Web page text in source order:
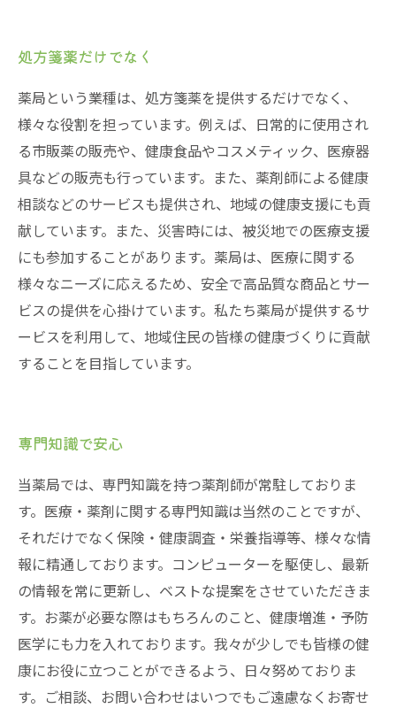
処方箋薬だけでなく
薬局という業種は、処方箋薬を提供するだけでなく、
様々な役割を担っています。例えば、日常的に使用され
る市販薬の販売や、健康食品やコスメティック、医療器
具などの販売も行っています。また、薬剤師による健康
相談などのサービスも提供され、地域の健康支援にも貢
献しています。また、災害時には、被災地での医療支援
にも参加することがあります。薬局は、医療に関する
様々なニーズに応えるため、安全で高品質な商品とサー
ビスの提供を心掛けています。私たち薬局が提供するサ
ービスを利用して、地域住民の皆様の健康づくりに貢献
することを目指しています。
専門知識で安心
当薬局では、専門知識を持つ薬剤師が常駐しておりま
す。医療・薬剤に関する専門知識は当然のことですが、
それだけでなく保険・健康調査・栄養指導等、様々な情
報に精通しております。コンピューターを駆使し、最新
の情報を常に更新し、ベストな提案をさせていただきま
す。お薬が必要な際はもちろんのこと、健康増進・予防
医学にも力を入れております。我々が少しでも皆様の健
康にお役に立つことができるよう、日々努めておりま
す。ご相談、お問い合わせはいつでもご遠慮なくお寄せ